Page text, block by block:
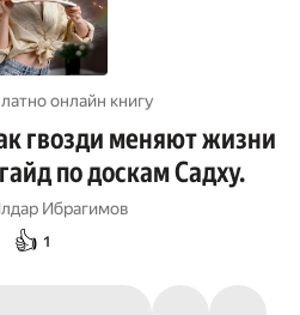
онлайн книгу
гвозди меняют жизни
по доскам Садху.
Ибрагимов
👍 1